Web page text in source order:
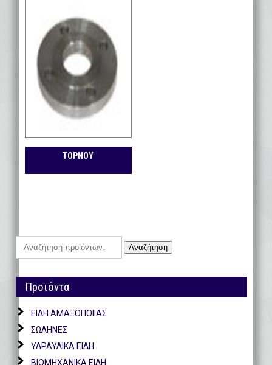
ΤΟΡΝΟΥ
Αναζήτηση
Αναζήτηση
Προϊόντα
ΕΙΔΗ ΑΜΑΞΟΠΟΙΙΑΣ
ΣΩΛΗΝΕΣ
ΥΔΡΑΥΛΙΚΑ ΕΙΔΗ
ΒΙΟΜΗΧΑΝΙΚΑ ΕΙΔΗ